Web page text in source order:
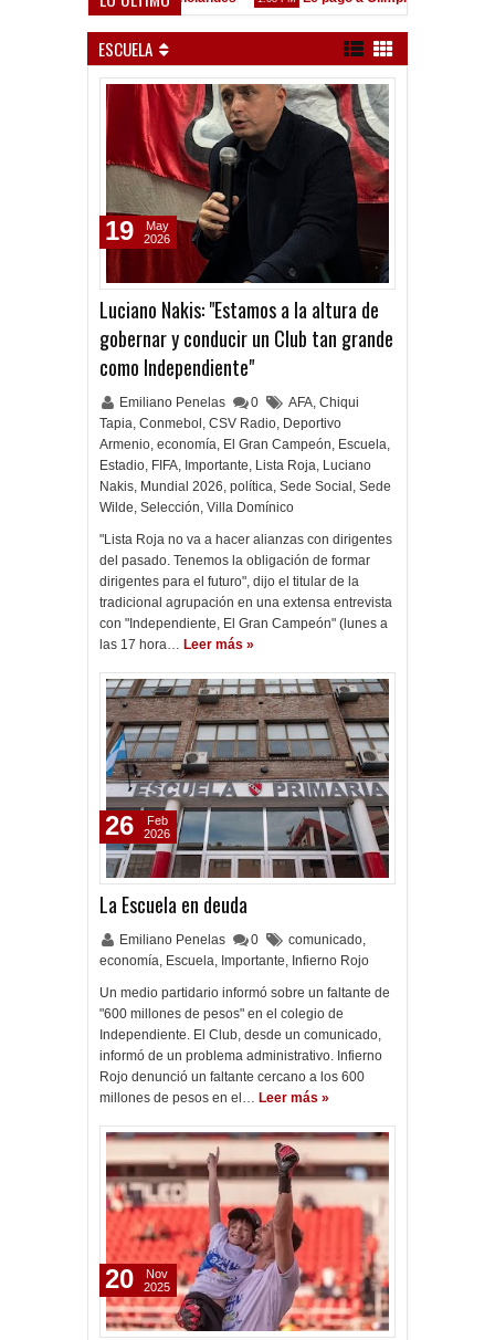
ESCUELA
Luciano Nakis: "Estamos a la altura de
gobernar y conducir un Club tan grande
como Independiente"
Emiliano Penelas 0 AFA, Chiqui
Tapia, Conmebol , CSV Radio, Deportivo
Armenio, economía, El Gran Campeón, Escuela,
Estadio, FIFA, Importante, Lista Roja, Luciano
Nakis, Mundial 2026, política, Sede Social , Sede
Wilde, Selección, Villa Domínico
"Lista Roja no va a hacer alianzas con dirigentes
del pasado. Tenemos la obligación de formar
dirigentes para el futuro", dijo el titular de la
tradicional agrupación en una extensa entrevista
con "Independiente, El Gran Campeón" (lunes a
las 17 hora… Leer más »
19
May
2026
La Escuela en deuda
Emiliano Penelas 0 comunicado,
economía, Escuela, Importante, Infierno Rojo
Un medio partidario informó sobre un faltante de
"600 millones de pesos" en el colegio de
Independiente. El Club, desde un comunicado,
informó de un problema administrativo. Infierno
Rojo denunció un faltante cercano a los 600
millones de pesos en el… Leer más »
26
Feb
2026
20
Nov
2025